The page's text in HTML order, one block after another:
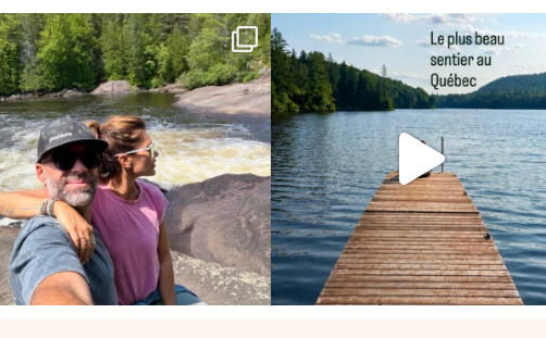
Les Laurentides, le Québec version
nature.
...
309 47
Et si je te disais qu’il existe un sentier où
126 37